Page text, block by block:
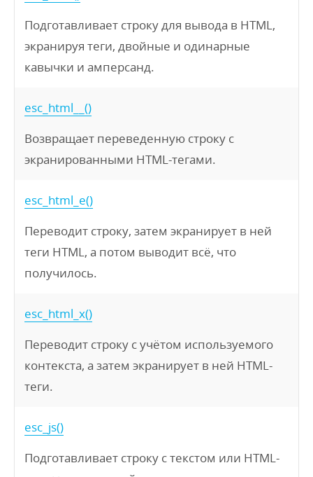
Подготавливает строку для вывода в HTML,
экранируя теги, двойные и одинарные
кавычки и амперсанд.
esc_html__()
Возвращает переведенную строку с
экранированными HTML-тегами.
esc_html_e()
Переводит строку, затем экранирует в ней
теги HTML, а потом выводит всё, что
получилось.
esc_html_x()
Переводит строку с учётом используемого
контекста, а затем экранирует в ней HTML-
теги.
esc_js()
Подготавливает строку с текстом или HTML-